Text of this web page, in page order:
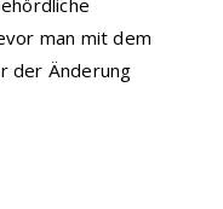
man mit dem
der Änderung